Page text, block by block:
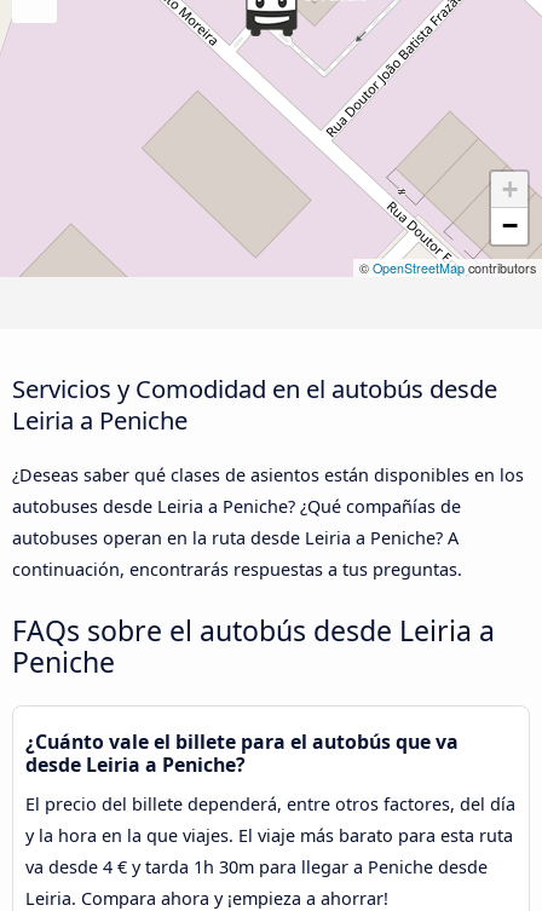
+
−
© OpenStreetMap contributors
Servicios y Comodidad en el autobús desde
Leiria a Peniche
¿Deseas saber qué clases de asientos están disponibles en los
autobuses desde Leiria a Peniche? ¿Qué compañías de
autobuses operan en la ruta desde Leiria a Peniche? A
continuación, encontrarás respuestas a tus preguntas.
FAQs sobre el autobús desde Leiria a
Peniche
¿Cuánto vale el billete para el autobús que va
desde Leiria a Peniche?
El precio del billete dependerá, entre otros factores, del día
y la hora en la que viajes. El viaje más barato para esta ruta
va desde 4 € y tarda 1h 30m para llegar a Peniche desde
Leiria. Compara ahora y ¡empieza a ahorrar!